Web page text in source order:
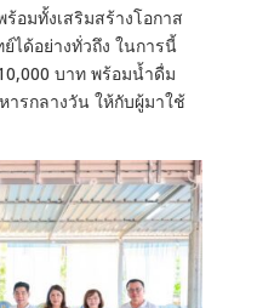
มทั้งเสริมสร้างโอกาส
ได้อย่างทั่วถึง ในการนี้
บาท พร้อมน้ำดื่ม
ารกลางวัน ให้กับผู้มาใช้